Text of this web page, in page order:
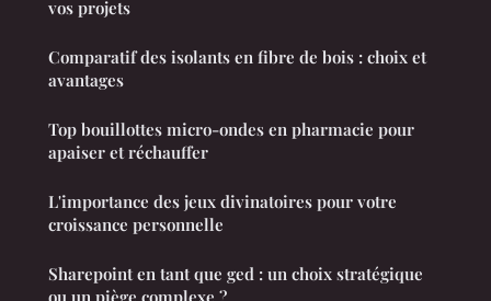
vos projets
Comparatif des isolants en fibre de bois : choix et
avantages
Top bouillottes micro-ondes en pharmacie pour
apaiser et réchauffer
L'importance des jeux divinatoires pour votre
croissance personnelle
Sharepoint en tant que ged : un choix stratégique